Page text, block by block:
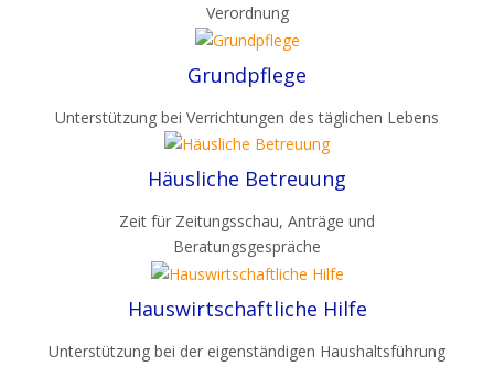
Verordnung
Grundpflege
Unterstützung bei Verrichtungen des täglichen Lebens
Häusliche Betreuung
Zeit für Zeitungsschau, Anträge und
Beratungsgespräche
Hauswirtschaftliche Hilfe
Unterstützung bei der eigenständigen Haushaltsführung